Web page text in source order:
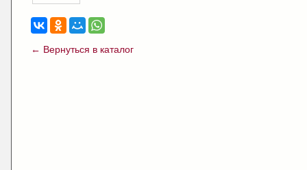
← Вернуться в каталог